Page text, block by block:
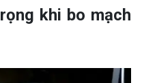
khi bo mạch